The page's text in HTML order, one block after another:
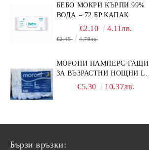
БЕБО МОКРИ КЪРПИ 99%
ВОДА – 72 БР.КАПАК
€2.10 4.11лв.
€2.45 4.79лв.
МОРОНИ ПАМПЕРС-ГАЩИ
ЗА ВЪЗРАСТНИ НОЩНИ L
НОЩНИ X 10БР.
€5.30 10.37лв.
Бързи връзки: